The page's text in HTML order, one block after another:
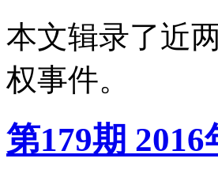
本文辑录了近
权事件。
第179期 2016